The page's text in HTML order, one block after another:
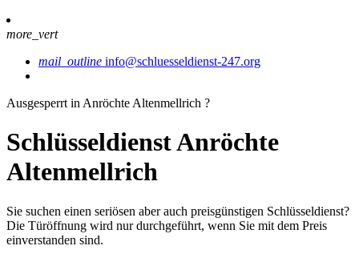
more_vert
mail_outline info@schluesseldienst-247.org
Ausgesperrt in Anröchte Altenmellrich ?
Schlüsseldienst Anröchte
Altenmellrich
Sie suchen einen seriösen aber auch preisgünstigen Schlüsseldienst?
Die Türöffnung wird nur durchgeführt, wenn Sie mit dem Preis
einverstanden sind.